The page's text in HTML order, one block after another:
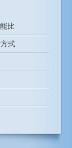
比
式